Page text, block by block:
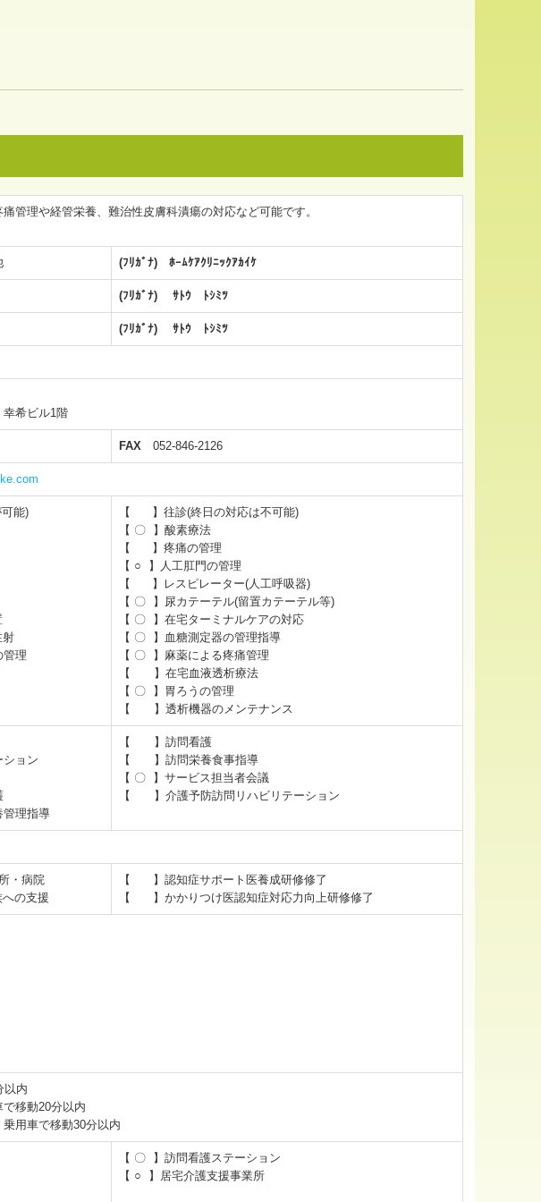
管理や経管栄養、難治性皮膚科潰瘍の対応など可能です。
(ﾌﾘｶﾞﾅ) ﾎｰﾑｹｱｸﾘﾆｯｸｱｶｲｹ
(ﾌﾘｶﾞﾅ) ｻﾄｳ ﾄｼﾐﾂ
(ﾌﾘｶﾞﾅ) ｻﾄｳ ﾄｼﾐﾂ
希ビル1階
FAX 052-846-2126
可能)
理
析
養
理
管理
処置
注射
管理
注射
管理
栄養
【 】往診(終日の対応は不可能)
【 〇 】酸素療法
【 】疼痛の管理
【 ○ 】人工肛門の管理
【 】レスピレーター(人工呼吸器)
【 〇 】尿カテーテル(留置カテーテル等)
【 〇 】在宅ターミナルケアの対応
【 〇 】血糖測定器の管理指導
【 〇 】麻薬による疼痛管理
【 】在宅血液透析療法
【 〇 】胃ろうの管理
【 】透析機器のメンテナンス
見書
ション
指導
看護
理指導
【 】訪問看護
【 】訪問栄養食事指導
【 〇 】サービス担当者会議
【 】介護予防訪問リハビリテーション
・病院
の支援
【 】認知症サポート医養成研修修了
【 】かかりつけ医認知症対応力向上研修修了
以内
移動20分以内
用車で移動30分以内
【 〇 】訪問看護ステーション
【 ○ 】居宅介護支援事業所